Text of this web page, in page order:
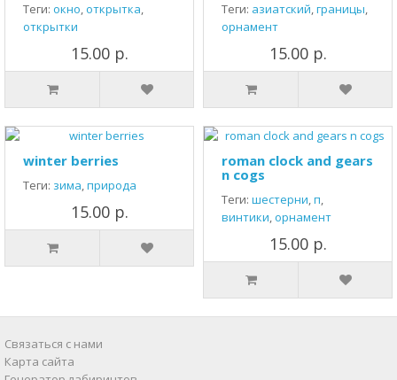
Теги: окно,открытка,
открытки
15.00 р.
Теги: азиатский,границы,
орнамент
15.00 р.
winter berries
Теги: зима,природа
15.00 р.
roman clock and gears
n cogs
Теги: шестерни,п,
винтики,орнамент
15.00 р.
Связаться с нами
Карта сайта